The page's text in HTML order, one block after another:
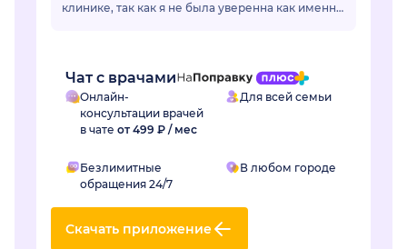
клинике, так как я не была уверенна как именно
Чат с врачами
Онлайн-
консультации врачей
в чате от 499 ₽ / мес
Для всей семьи
Безлимитные
обращения 24/7
В любом городе
Скачать приложение